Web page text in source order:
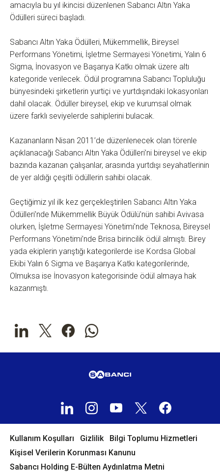
amacıyla bu yıl ikincisi düzenlenen Sabancı Altın Yaka
Ödülleri süreci başladı.
Sabancı Altın Yaka Ödülleri, Mükemmellik, Bireysel
Performans Yönetimi, İşletme Sermayesi Yönetimi, Yalın 6
Sigma, İnovasyon ve Başarıya Katkı olmak üzere altı
kategoride verilecek. Ödül programına Sabancı Topluluğu
bünyesindeki şirketlerin yurtiçi ve yurtdışındaki lokasyonları
dahil olacak. Ödüller bireysel, ekip ve kurumsal olmak
üzere farklı seviyelerde sahiplerini bulacak.
Kazananların Nisan 2011’de düzenlenecek olan törenle
açıklanacağı Sabancı Altın Yaka Ödülleri’ni bireysel ve ekip
bazında kazanan çalışanlar, arasında yurtdışı seyahatlerinin
de yer aldığı çeşitli ödüllerin sahibi olacak.
Geçtiğimiz yıl ilk kez gerçekleştirilen Sabancı Altın Yaka
Ödülleri’nde Mükemmellik Büyük Ödülü’nün sahibi Avivasa
olurken, İşletme Sermayesi Yönetimi’nde Teknosa, Bireysel
Performans Yönetimi’nde Brisa birincilik ödül almıştı. Birey
yada ekiplerin yarıştığı kategorilerde ise Kordsa Global
Ekibi Yalın 6 Sigma ve Başarıya Katkı kategorilerinde,
Olmuksa ise İnovasyon kategorisinde ödül almaya hak
kazanmıştı.
Kullanım Koşulları Gizlilik
Bilgi Toplumu Hizmetleri
Kişisel Verilerin Korunması Kanunu
Sabancı Holding E-Bülten Aydınlatma Metni